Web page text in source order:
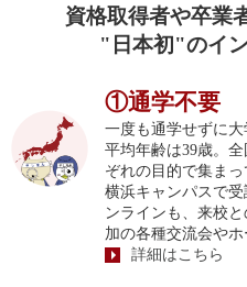
資格取得者や卒業
"日本初"のイ
①通学不要
一度も通学せずに大
平均年齢は39歳。
ぞれの目的で集まっ
横浜キャンパスで
ンラインも、来校
加の各種交流会やホ
詳細はこちら